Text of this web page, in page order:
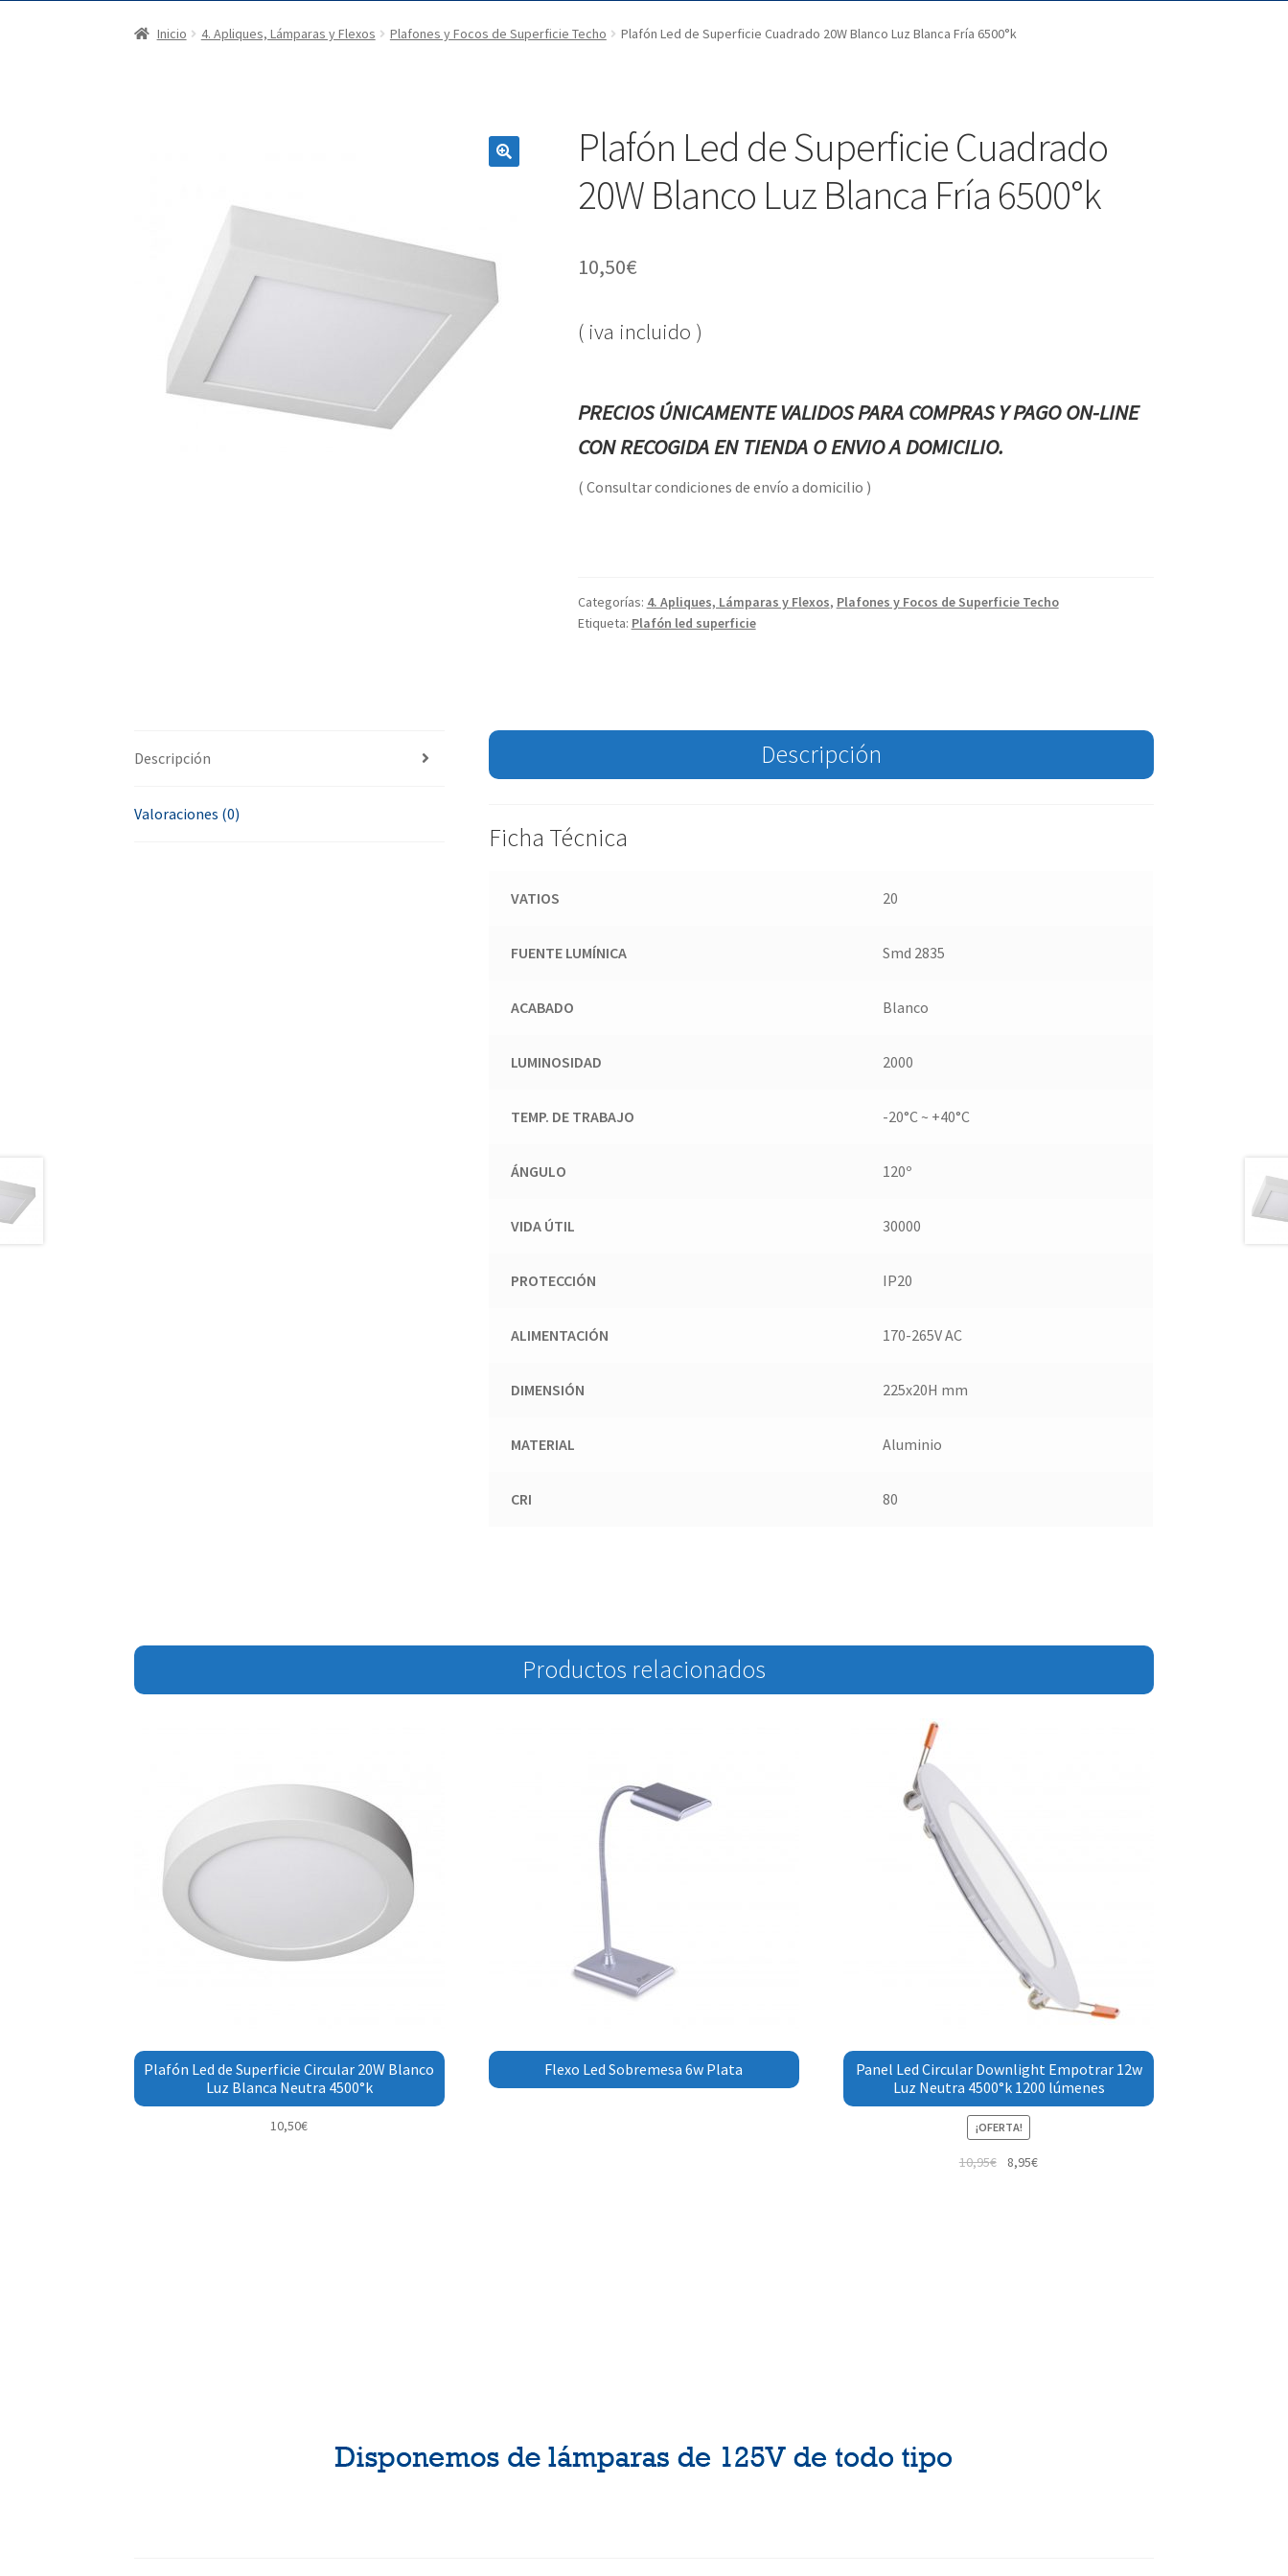
Inicio 4. Apliques, Lámparas y Flexos Plafones y Focos de Superficie Techo Plafón Led de Superficie Cuadrado 20W Blanco Luz Blanca Fría 6500°k
Plafón Led de Superficie Cuadrado
20W Blanco Luz Blanca Fría 6500°k
10,50€
( iva incluido )
PRECIOS ÚNICAMENTE VALIDOS PARA COMPRAS Y PAGO ON-LINE
CON RECOGIDA EN TIENDA O ENVIO A DOMICILIO.
( Consultar condiciones de envío a domicilio )
Categorías: 4. Apliques, Lámparas y Flexos, Plafones y Focos de Superficie Techo
Etiqueta: Plafón led superficie
Descripción
Valoraciones (0)
Descripción
Ficha Técnica
VATIOS 20
FUENTE LUMÍNICA Smd 2835
ACABADO Blanco
LUMINOSIDAD 2000
TEMP. DE TRABAJO -20°C ~ +40°C
ÁNGULO 120º
VIDA ÚTIL 30000
PROTECCIÓN IP20
ALIMENTACIÓN 170-265V AC
DIMENSIÓN 225x20H mm
MATERIAL Aluminio
CRI 80
Productos relacionados
Plafón Led de Superficie Circular 20W Blanco
Luz Blanca Neutra 4500°k
10,50€
Flexo Led Sobremesa 6w Plata
Panel Led Circular Downlight Empotrar 12w
Luz Neutra 4500°k 1200 lúmenes
¡OFERTA!
10,95€ 8,95€